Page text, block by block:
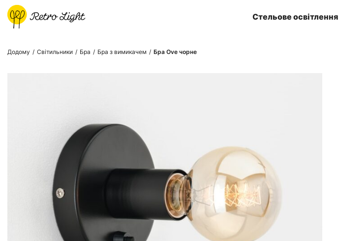
Стельове освітлення
Додому / Світильники / Бра / Бра з вимикачем / Бра Ove чорне